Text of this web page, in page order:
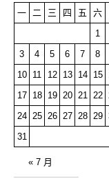
一
二 三 四 五 六
1
3
4 5 6 7 8
10
11 12 13 14 15
17
18 19 20 21 22
24
25 26 27 28 29
31
« 7 月